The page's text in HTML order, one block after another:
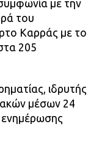
με την
του
Καρράς με το
205
ιδρυτής
μέσων 24
ενημέρωσης